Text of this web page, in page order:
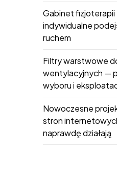
Gabinet
indywidualne
ruchem
Filtry warstwowe
wentylacyjnych —
wyboru i
Nowoczesne
stron
naprawdę działają